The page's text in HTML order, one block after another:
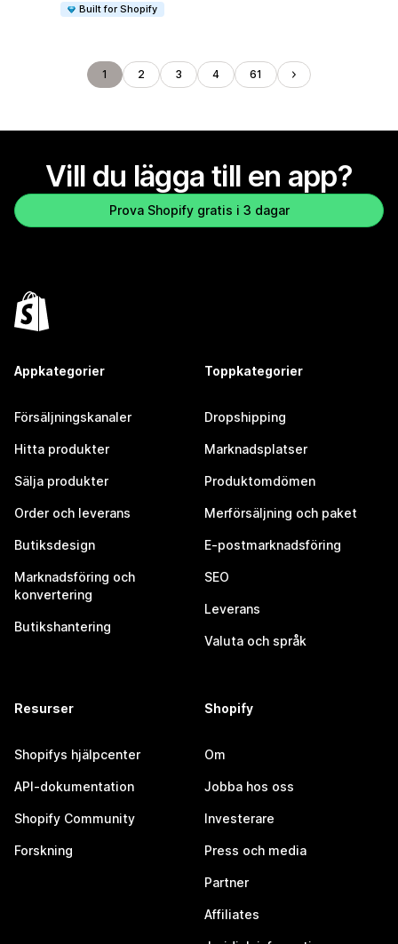
Built for Shopify
1 2 3 4 61
Vill du lägga till en app?
Prova Shopify gratis i 3 dagar
Appkategorier
Försäljningskanaler
Hitta produkter
Sälja produkter
Order och leverans
Butiksdesign
Marknadsföring och
konvertering
Butikshantering
Toppkategorier
Dropshipping
Marknadsplatser
Produktomdömen
Merförsäljning och paket
E-postmarknadsföring
SEO
Leverans
Valuta och språk
Resurser
Shopifys hjälpcenter
API-dokumentation
Shopify Community
Forskning
Shopify
Om
Jobba hos oss
Investerare
Press och media
Partner
Affiliates